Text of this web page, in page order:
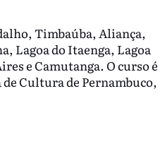
Timbaúba, Aliança,
Lagoa do Itaenga, Lagoa
e Camutanga. O curso é
Cultura de Pernambuco,